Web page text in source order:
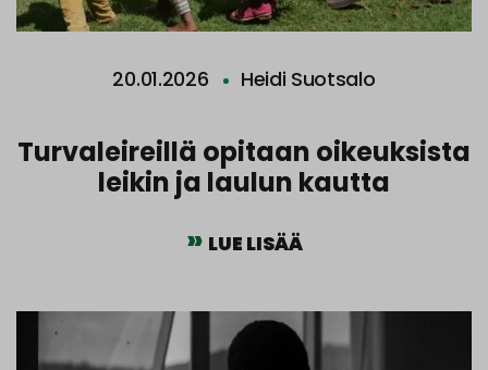
20.01.2026 Heidi Suotsalo
Turvaleireillä opitaan oikeuksista
leikin ja laulun kautta
LUE LISÄÄ